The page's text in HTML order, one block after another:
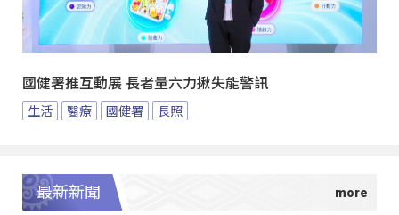
國健署推互動展 長者量六力揪失能警訊
生活 醫療 國健署 長照
最新新聞